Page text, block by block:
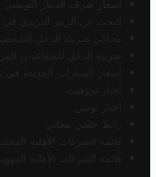
أسعار صرف الدينار التونسي
البحث عن الرمز البريدي في
محاكي ضريبة الدخل
ضريبة الدخل للمتقاعدين
أسعار السيارات الجديدة في
أخبار تروفيت
أخبار تونس
رابط خلفي مجاني
قائمة الشركات الأهلية المحلية
قائمة الشركات الأهلية الجهوية